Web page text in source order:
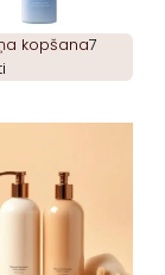
kopšana7